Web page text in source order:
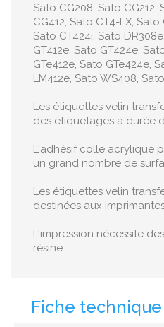
Sato CG208, Sato CG212,
CG412, Sato CT4-LX, Sato
Sato CT424i, Sato
GT412e, Sato GT424e,
GTe412e, Sato GTe424e,
LM412e, Sato WS408,
Les étiquettes velin
des étiquetages à durée
L'adhésif colle acrylique
un grand nombre de
Les étiquettes velin
destinées aux
L'impression nécessite
résine.
Fiche technique